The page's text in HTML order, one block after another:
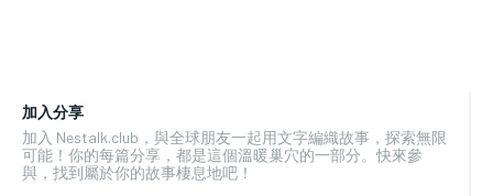
加入分享
加入 Nestalk.club，與全球朋友一起用文字編織故事，探索無限
可能！你的每篇分享，都是這個溫暖巢穴的一部分。快來參
與，找到屬於你的故事棲息地吧！